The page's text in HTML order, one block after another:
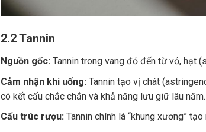
2.2 Tannin
Nguồn gốc:Tannin trong vang đỏ đến từ vỏ, hạt
Cảm nhận khi uống:Tannin tạo vị chát
có kết cấu chắc chắn và khả năng lưu giữ lâu năm.
Cấu trúc rượu:Tannin chính là “khung xương”